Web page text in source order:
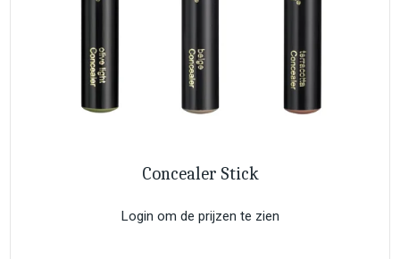
Concealer Stick
Login om de prijzen te zien